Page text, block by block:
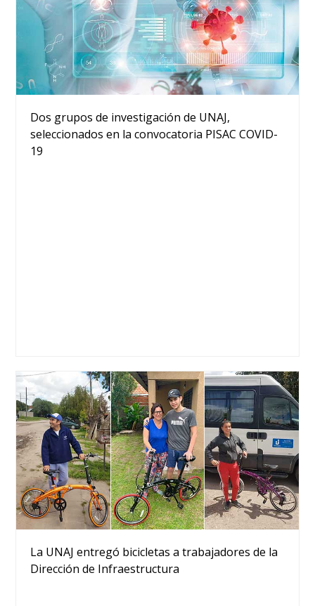
Dos grupos de investigación de UNAJ,
seleccionados en la convocatoria PISAC COVID-
19
La UNAJ entregó bicicletas a trabajadores de la
Dirección de Infraestructura